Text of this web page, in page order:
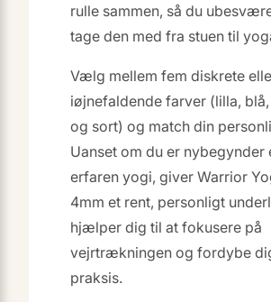
rulle sammen, så du
tage den med fra stuen til
Vælg mellem fem diskrete
iøjnefaldende farver (lilla,
og sort) og match din
Uanset om du er nybegynder
erfaren yogi, giver Warrior
4mm et rent, personligt
hjælper dig til at fokusere på
vejrtrækningen og fordybe
praksis.